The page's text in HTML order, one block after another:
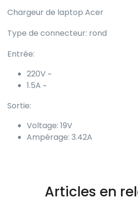
Chargeur de laptop Acer
Type de connecteur: rond
Entrée:
220V ~
1.5A ~
Sortie:
Voltage: 19V
Ampérage: 3.42A
Articles en